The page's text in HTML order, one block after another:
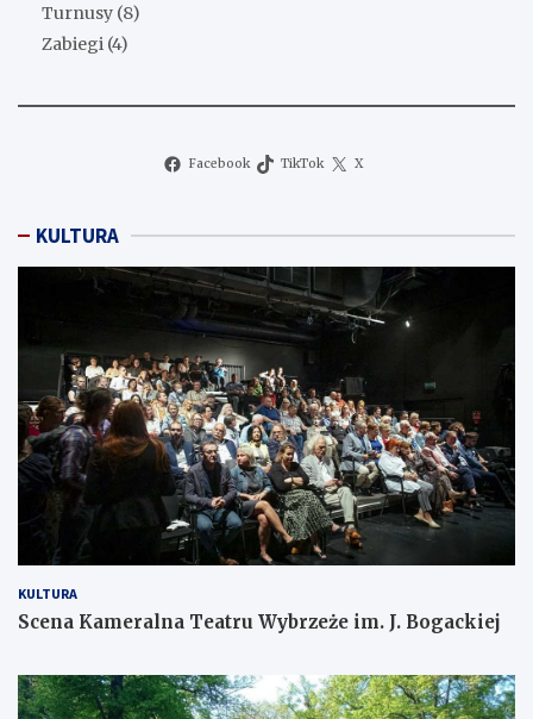
Turnusy (8)
Zabiegi (4)
Facebook TikTok X
KULTURA
KULTURA
Scena Kameralna Teatru Wybrzeże im. J. Bogackiej